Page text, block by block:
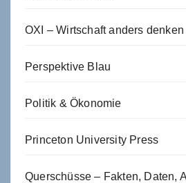
OXI – Wirtschaft anders denken
Perspektive Blau
Politik & Ökonomie
Princeton University Press
Querschüsse – Fakten, Daten,